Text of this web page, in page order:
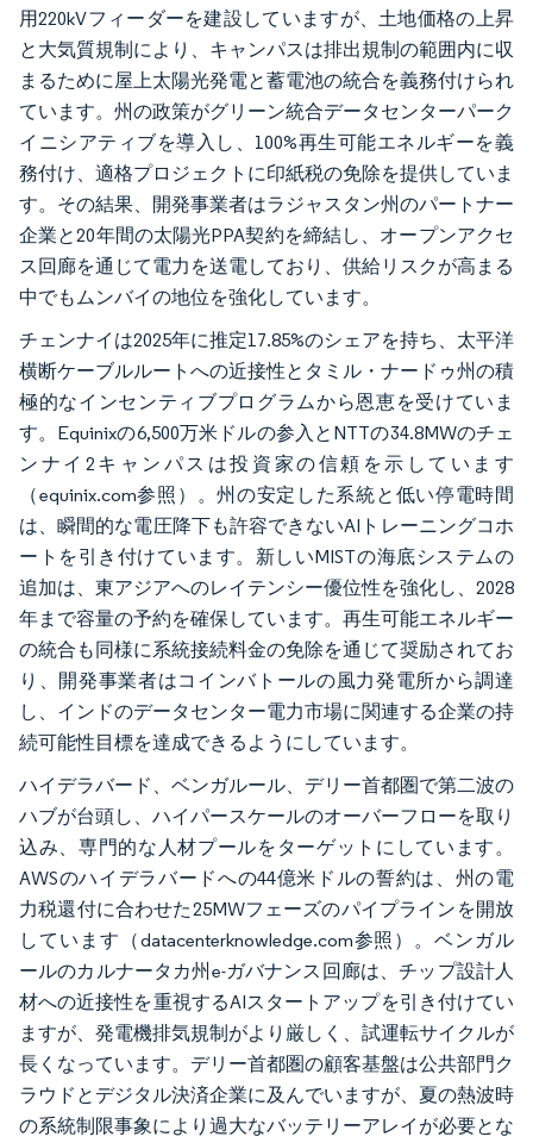
用220kVフィーダーを建設していますが、土地価格の上昇
と大気質規制により、キャンパスは排出規制の範囲内に収
まるために屋上太陽光発電と蓄電池の統合を義務付けられ
ています。州の政策がグリーン統合データセンターパーク
イニシアティブを導入し、100%再生可能エネルギーを義
務付け、適格プロジェクトに印紙税の免除を提供していま
す。その結果、開発事業者はラジャスタン州のパートナー
企業と20年間の太陽光PPA契約を締結し、オープンアクセ
ス回廊を通じて電力を送電しており、供給リスクが高まる
中でもムンバイの地位を強化しています。
チェンナイは2025年に推定17.85%のシェアを持ち、太平洋
横断ケーブルルートへの近接性とタミル・ナードゥ州の積
極的なインセンティブプログラムから恩恵を受けていま
す。Equinixの6,500万米ドルの参入とNTTの34.8MWのチェ
ンナイ2キャンパスは投資家の信頼を示しています
（equinix.com参照）。州の安定した系統と低い停電時間
は、瞬間的な電圧降下も許容できないAIトレーニングコホ
ートを引き付けています。新しいMISTの海底システムの
追加は、東アジアへのレイテンシー優位性を強化し、2028
年まで容量の予約を確保しています。再生可能エネルギー
の統合も同様に系統接続料金の免除を通じて奨励されてお
り、開発事業者はコインバトールの風力発電所から調達
し、インドのデータセンター電力市場に関連する企業の持
続可能性目標を達成できるようにしています。
ハイデラバード、ベンガルール、デリー首都圏で第二波の
ハブが台頭し、ハイパースケールのオーバーフローを取り
込み、専門的な人材プールをターゲットにしています。
AWSのハイデラバードへの44億米ドルの誓約は、州の電
力税還付に合わせた25MWフェーズのパイプラインを開放
しています（datacenterknowledge.com参照）。ベンガル
ールのカルナータカ州e-ガバナンス回廊は、チップ設計人
材への近接性を重視するAIスタートアップを引き付けてい
ますが、発電機排気規制がより厳しく、試運転サイクルが
長くなっています。デリー首都圏の顧客基盤は公共部門ク
ラウドとデジタル決済企業に及んでいますが、夏の熱波時
の系統制限事象により過大なバッテリーアレイが必要とな